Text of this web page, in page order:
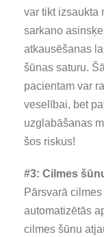
var tikt izsaukta
sarkano
atkausēšanas
šūnas saturu.
pacientam var
veselībai, bet
uzglabāšanas
šos riskus!
#3: Cilmes
Pārsvarā
automatizētās
cilmes šūnu